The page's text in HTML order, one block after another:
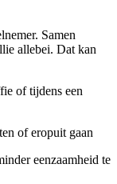
Samen
allebei. Dat kan
of tijdens een
of eropuit gaan
eenzaamheid te